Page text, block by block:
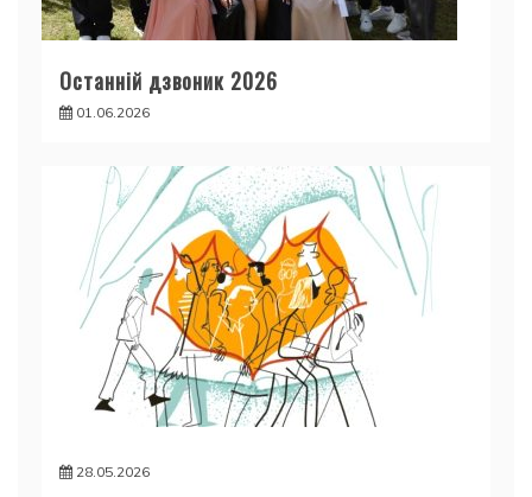
Останній дзвоник 2026
01.06.2026
28.05.2026